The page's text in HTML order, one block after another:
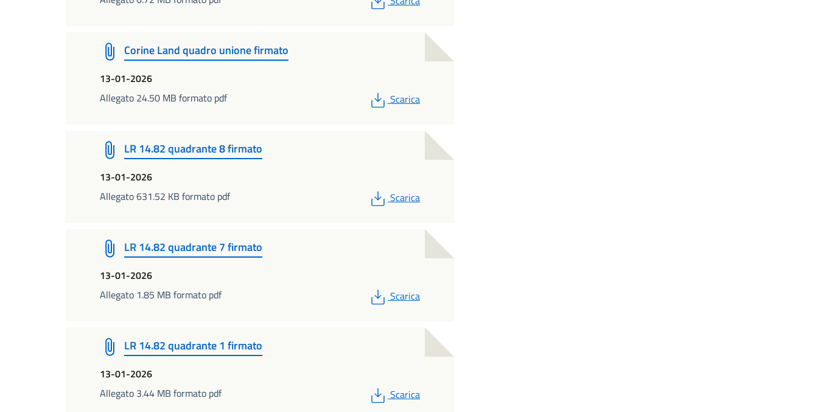
Corine Land quadro unione firmato
13-01-2026
Allegato 24.50 MB formato pdf
PDF
Scarica
LR 14.82 quadrante 8 firmato
13-01-2026
Allegato 631.52 KB formato pdf
PDF
Scarica
LR 14.82 quadrante 7 firmato
13-01-2026
Allegato 1.85 MB formato pdf
PDF
Scarica
LR 14.82 quadrante 1 firmato
13-01-2026
Allegato 3.44 MB formato pdf
PDF
Scarica